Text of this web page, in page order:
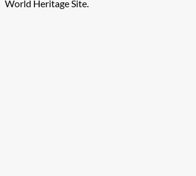
World Heritage Site.